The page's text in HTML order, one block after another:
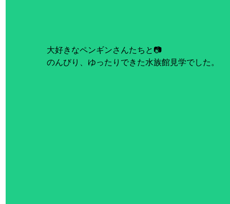
大好きなペンギンさんたちと📷
のんびり、ゆったりできた水族館見学でした。